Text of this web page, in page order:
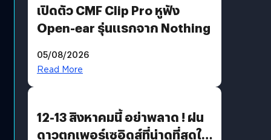
เปิดตัว CMF Clip Pro หูฟัง
Open-ear รุ่นแรกจาก Nothing
05/08/2026
Read More
12-13 สิงหาคมนี้ อย่าพลาด ! ฝน
ดาวตกเพอร์เซอิดส์ที่น่าดูที่สุดใน